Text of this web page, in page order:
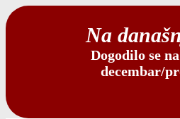
Na
Dogodilo se
decembar/